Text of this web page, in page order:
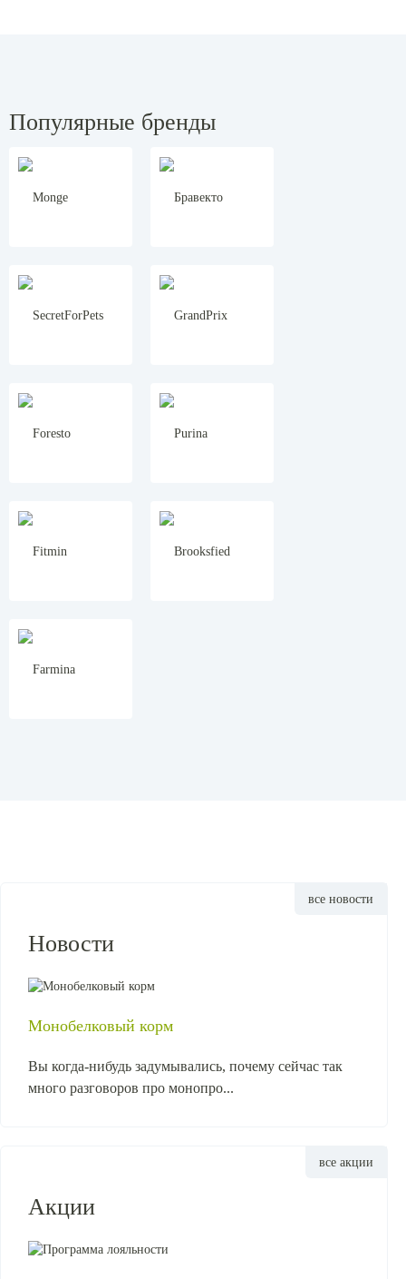
Популярные бренды
Новости
все новости
Монобелковый корм
Вы когда-нибудь задумывались, почему сейчас так
много разговоров про монопро...
Акции
все акции